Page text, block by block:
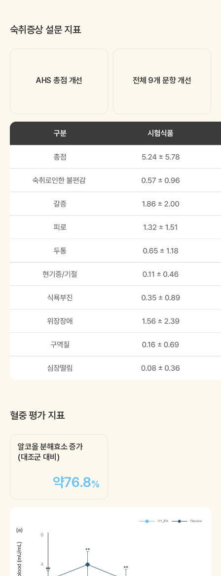
숙취증상 설문 지표
AHS 총점 개선 전체 9개 문항 개선
혈중 평가 지표
알코올 분해효소 증가
(대조군 대비)
약76.8%